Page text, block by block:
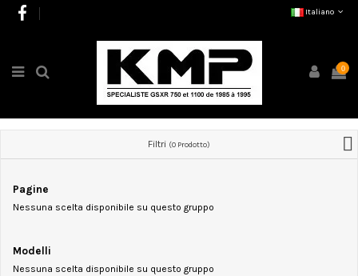
Italiano
0
Filtri (0 Prodotto)
Pagine
Nessuna scelta disponibile su questo gruppo
Modelli
Nessuna scelta disponibile su questo gruppo